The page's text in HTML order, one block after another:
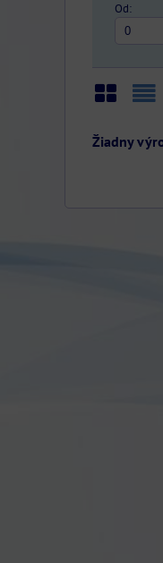
Od:
Mriežka